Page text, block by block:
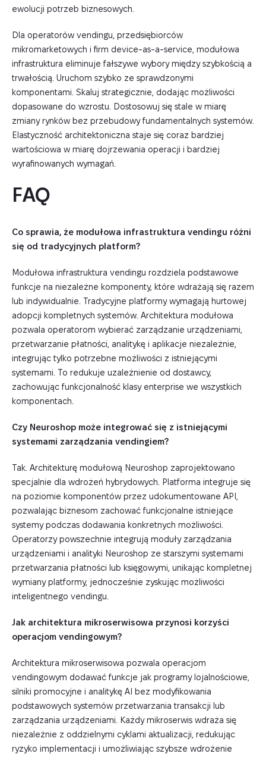
ewolucji potrzeb biznesowych.
Dla operatorów vendingu, przedsiębiorców
mikromarketowych i firm device-as-a-service, modułowa
infrastruktura eliminuje fałszywe wybory między szybkością a
trwałością. Uruchom szybko ze sprawdzonymi
komponentami. Skaluj strategicznie, dodając możliwości
dopasowane do wzrostu. Dostosowuj się stale w miarę
zmiany rynków bez przebudowy fundamentalnych systemów.
Elastyczność architektoniczna staje się coraz bardziej
wartościowa w miarę dojrzewania operacji i bardziej
wyrafinowanych wymagań.
FAQ
Co sprawia, że modułowa infrastruktura vendingu różni
się od tradycyjnych platform?
Modułowa infrastruktura vendingu rozdziela podstawowe
funkcje na niezależne komponenty, które wdrażają się razem
lub indywidualnie. Tradycyjne platformy wymagają hurtowej
adopcji kompletnych systemów. Architektura modułowa
pozwala operatorom wybierać zarządzanie urządzeniami,
przetwarzanie płatności, analitykę i aplikacje niezależnie,
integrując tylko potrzebne możliwości z istniejącymi
systemami. To redukuje uzależnienie od dostawcy,
zachowując funkcjonalność klasy enterprise we wszystkich
komponentach.
Czy Neuroshop może integrować się z istniejącymi
systemami zarządzania vendingiem?
Tak. Architekturę modułową Neuroshop zaprojektowano
specjalnie dla wdrożeń hybrydowych. Platforma integruje się
na poziomie komponentów przez udokumentowane API,
pozwalając biznesom zachować funkcjonalne istniejące
systemy podczas dodawania konkretnych możliwości.
Operatorzy powszechnie integrują moduły zarządzania
urządzeniami i analityki Neuroshop ze starszymi systemami
przetwarzania płatności lub księgowymi, unikając kompletnej
wymiany platformy, jednocześnie zyskując możliwości
inteligentnego vendingu.
Jak architektura mikroserwisowa przynosi korzyści
operacjom vendingowym?
Architektura mikroserwisowa pozwala operacjom
vendingowym dodawać funkcje jak programy lojalnościowe,
silniki promocyjne i analitykę AI bez modyfikowania
podstawowych systemów przetwarzania transakcji lub
zarządzania urządzeniami. Każdy mikroserwis wdraża się
niezależnie z oddzielnymi cyklami aktualizacji, redukując
ryzyko implementacji i umożliwiając szybsze wdrożenie